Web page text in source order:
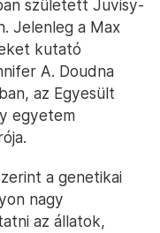
született Juvisy-
Jelenleg a Max
kutató
A. Doudna
az Egyesült
egyetem
a genetikai
nagy
az állatok,